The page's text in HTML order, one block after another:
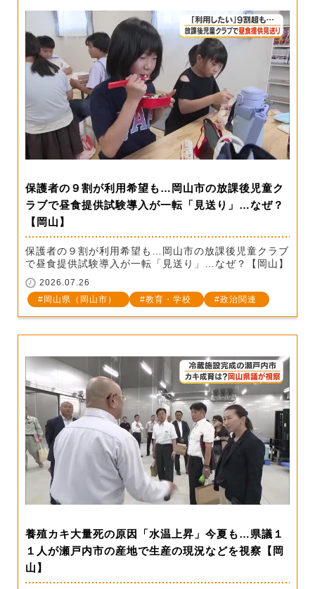
保護者の９割が利用希望も…岡山市の放課後児童ク
ラブで昼食提供試験導入が一転「見送り」…なぜ？
【岡山】
保護者の９割が利用希望も…岡山市の放課後児童クラブ
で昼食提供試験導入が一転「見送り」…なぜ？【岡山】
2026.07.26
岡山県（岡山市）
教育・学校 政治関連
養殖カキ大量死の原因「水温上昇」今夏も…県議１
１人が瀬戸内市の産地で生産の現況などを視察【岡
山】